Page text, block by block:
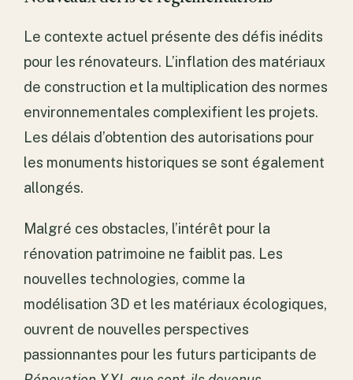
Le contexte actuel présente des défis inédits
pour les rénovateurs. L’inflation des matériaux
de construction et la multiplication des normes
environnementales complexifient les projets.
Les délais d’obtention des autorisations pour
les monuments historiques se sont également
allongés.
Malgré ces obstacles, l’intérêt pour la
rénovation patrimoine ne faiblit pas. Les
nouvelles technologies, comme la
modélisation 3D et les matériaux écologiques,
ouvrent de nouvelles perspectives
passionnantes pour les futurs participants de